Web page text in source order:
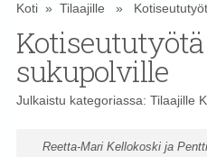
Koti» Tilaajille »
sukupolville
Julkaistu kategoriassa: Tilaajille
Reetta-Mari Kellokoski ja